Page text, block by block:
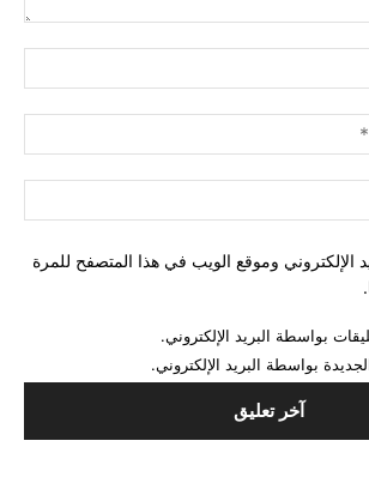
الإلكتروني وموقع الويب في هذا المتصفح للمرة
بواسطة البريد الإلكتروني.
بواسطة البريد الإلكتروني.